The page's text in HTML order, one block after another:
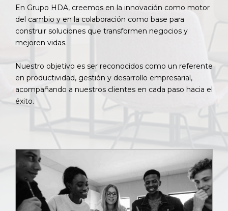
En Grupo HDA, creemos en la innovación como motor
del cambio y en la colaboración como base para
construir soluciones que transformen negocios y
mejoren vidas.
Nuestro objetivo es ser reconocidos como un referente
en productividad, gestión y desarrollo empresarial,
acompañando a nuestros clientes en cada paso hacia el
éxito.